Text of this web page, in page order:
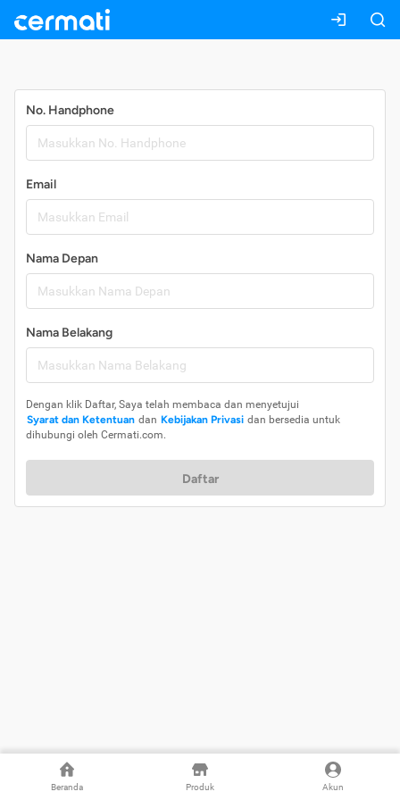
Beranda Produk Akun
No. Handphone
Email
Nama Depan
Nama Belakang
Dengan klik Daftar, Saya telah membaca dan menyetujui
Syarat dan Ketentuan dan Kebijakan Privasi dan bersedia untuk
dihubungi oleh Cermati.com.
Daftar